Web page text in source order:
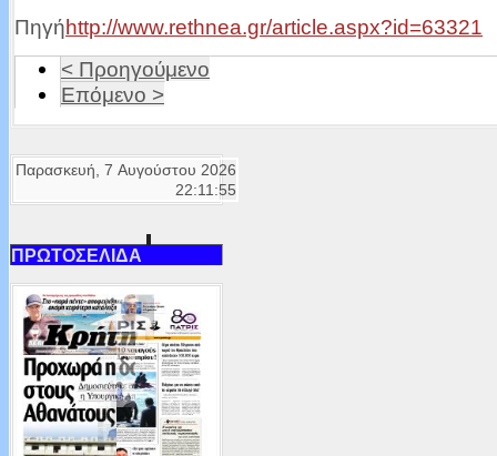
Πηγήhttp://www.rethnea.gr/article.aspx?id=63321
< Προηγούμενο
Επόμενο >
Παρασκευή, 7 Αυγούστου 2026
22:11:55
ΠΡΩΤΟΣΕΛΙΔΑ